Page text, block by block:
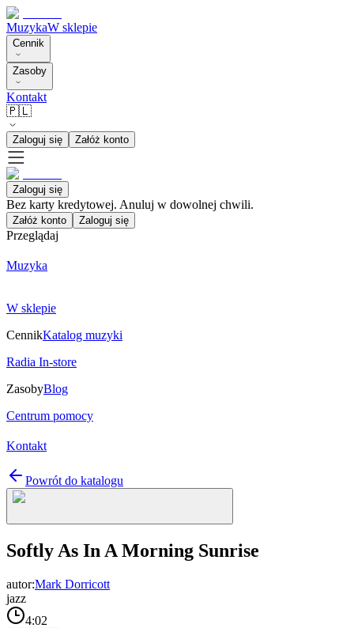
MuzykaW sklepie
Cennik
Zasoby
Kontakt
🇵🇱
Zaloguj się Załóż konto
Zaloguj się
Bez karty kredytowej. Anuluj w dowolnej chwili.
Załóż konto Zaloguj się
Przeglądaj
Muzyka
W sklepie
CennikKatalog muzyki
Radia In-store
ZasobyBlog
Centrum pomocy
Kontakt
Powrót do katalogu
Softly As In A Morning Sunrise
autor:Mark Dorricott
jazz
4:02